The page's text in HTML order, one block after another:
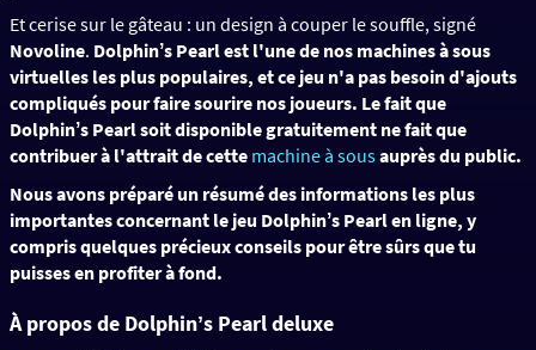
Et cerise sur le gâteau : un design à couper le souffle, signé
Novoline. Dolphinʼs Pearlest l'une de nos machines à sous
virtuelles les plus populaires, et ce jeu n'a pas besoin d'ajouts
compliqués pour faire sourire nos joueurs. Le fait que
Dolphinʼs Pearl soit disponible gratuitement ne fait que
contribuer à l'attrait de cette machine à sousauprès du public.
Nous avons préparé un résumé des informations les plus
importantes concernant le jeu Dolphinʼs Pearl en ligne, y
compris quelques précieux conseils pour être sûrs que tu
puisses en profiter à fond.
À propos de Dolphinʼs Pearl deluxe